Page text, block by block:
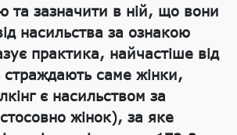
та зазначити в ній, що вони
насильства за ознакою
практика, найчастіше від
страждають саме жінки,
є насильством за
жінок), за яке